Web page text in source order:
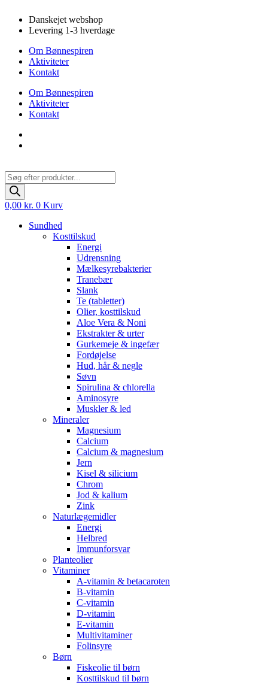
indhold
Danskejet webshop
Levering 1-3 hverdage
Om Bønnespiren
Aktiviteter
Kontakt
Om Bønnespiren
Aktiviteter
Kontakt
Products
search
0,00 kr. 0 Kurv
Sundhed
Kosttilskud
Energi
Udrensning
Mælkesyrebakterier
Tranebær
Slank
Te (tabletter)
Olier, kosttilskud
Aloe Vera & Noni
Ekstrakter & urter
Gurkemeje & ingefær
Fordøjelse
Hud, hår & negle
Søvn
Spirulina & chlorella
Aminosyre
Muskler & led
Mineraler
Magnesium
Calcium
Calcium & magnesium
Jern
Kisel & silicium
Chrom
Jod & kalium
Zink
Naturlægemidler
Energi
Helbred
Immunforsvar
Planteolier
Vitaminer
A-vitamin & betacaroten
B-vitamin
C-vitamin
D-vitamin
E-vitamin
Multivitaminer
Folinsyre
Børn
Fiskeolie til børn
Kosttilskud til børn